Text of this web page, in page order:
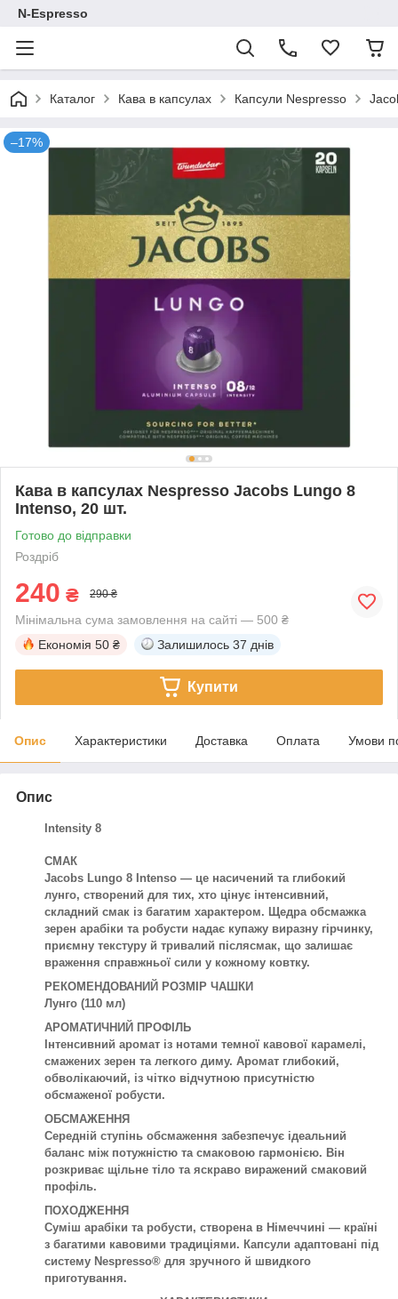
N-Espresso
Каталог Кава в капсулах Капсули Nespresso
–17%
Кава в капсулах Nespresso Jacobs Lungo 8
Intenso, 20 шт.
Готово до відправки
Роздріб
240 ₴ 290 ₴
Мінімальна сума замовлення на сайті — 500 ₴
Економія 50 ₴ Залишилось 37 днів
Купити
Опис Характеристики Доставка Оплата Умови
Опис
Intensity 8
СМАК
Jacobs Lungo 8 Intenso — це насичений та глибокий
лунго, створений для тих, хто цінує інтенсивний,
складний смак із багатим характером. Щедра обсмажка
зерен арабіки та робусти надає купажу виразну гірчинку,
приємну текстуру й тривалий післясмак, що залишає
враження справжньої сили у кожному ковтку.
РЕКОМЕНДОВАНИЙ РОЗМІР ЧАШКИ
Лунго (110 мл)
АРОМАТИЧНИЙ ПРОФІЛЬ
Інтенсивний аромат із нотами темної кавової карамелі,
смажених зерен та легкого диму. Аромат глибокий,
обволікаючий, із чітко відчутною присутністю
обсмаженої робусти.
ОБСМАЖЕННЯ
Середній ступінь обсмаження забезпечує ідеальний
баланс між потужністю та смаковою гармонією. Він
розкриває щільне тіло та яскраво виражений смаковий
профіль.
ПОХОДЖЕННЯ
Суміш арабіки та робусти, створена в Німеччині — країні
з багатими кавовими традиціями. Капсули адаптовані під
систему Nespresso® для зручного й швидкого
приготування.